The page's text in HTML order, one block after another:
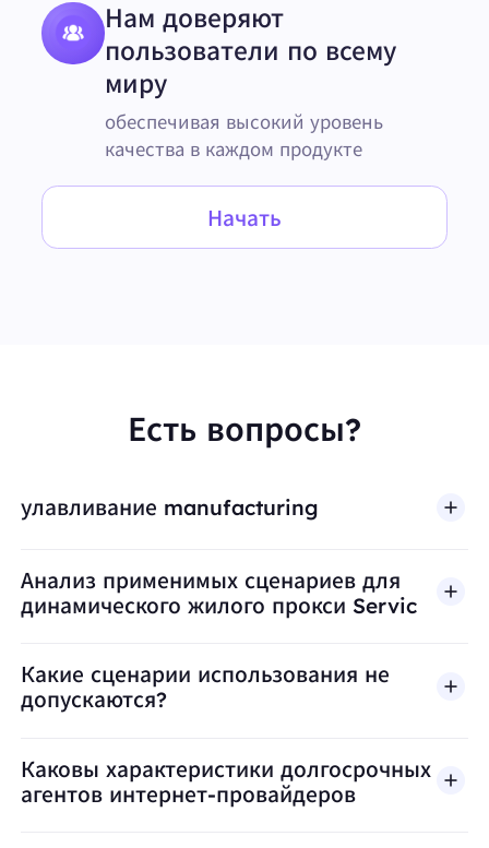
Нам доверяют
пользователи по всему
миру
обеспечивая высокий уровень
качества в каждом продукте
Начать
Есть вопросы?
улавливание manufacturing
Анализ применимых сценариев для
динамического жилого прокси Servic
Какие сценарии использования не
допускаются?
BestProxy не поддерживает мошенничество,
Каковы характеристики долгосрочных
агентов интернет-провайдеров